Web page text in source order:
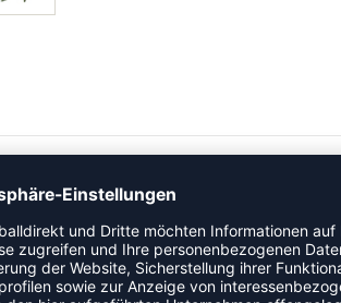
mittelstarkem Widerstand.